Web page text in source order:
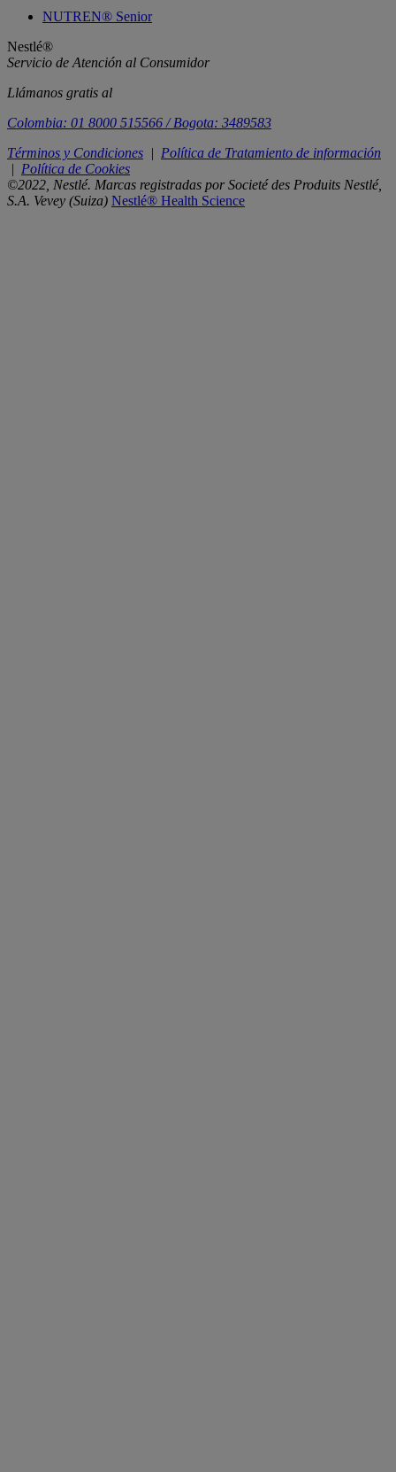
NUTREN® Senior
Nestlé®
Servicio de Atención al Consumidor
Llámanos gratis al
Colombia: 01 8000 515566 / Bogota: 3489583
Términos y Condiciones | Política de Tratamiento de información
| Política de Cookies
©2022, Nestlé. Marcas registradas por Societé des Produits Nestlé,
S.A. Vevey (Suiza) Nestlé® Health Science